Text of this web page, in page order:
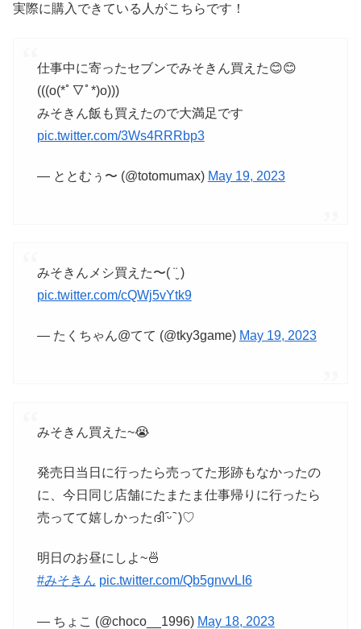
実際に購入できている人がこちらです！
仕事中に寄ったセブンでみそきん買えた😊😊
(((o(*ﾟ▽ﾟ*)o)))
みそきん飯も買えたので大満足です
pic.twitter.com/3Ws4RRRbp3
— ととむぅ〜 (@totomumax) May 19, 2023
みそきんメシ買えた〜( ¨̮ )
pic.twitter.com/cQWj5vYtk9
— たくちゃん@てて (@tky3game) May 19, 2023
みそきん買えた~😭
発売日当日に行ったら売ってた形跡もなかったの
に、今日同じ店舗にたまたま仕事帰りに行ったら
売ってて嬉しかったദി ᷇ᵕ ᷆ )♡
明日のお昼にしよ~🍜
#みそきん pic.twitter.com/Qb5gnvvLI6
— ちょこ (@choco__1996) May 18, 2023